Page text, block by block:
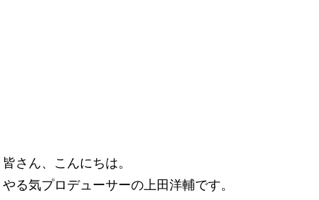
皆さん、こんにちは。
やる気プロデューサーの上田洋輔です。